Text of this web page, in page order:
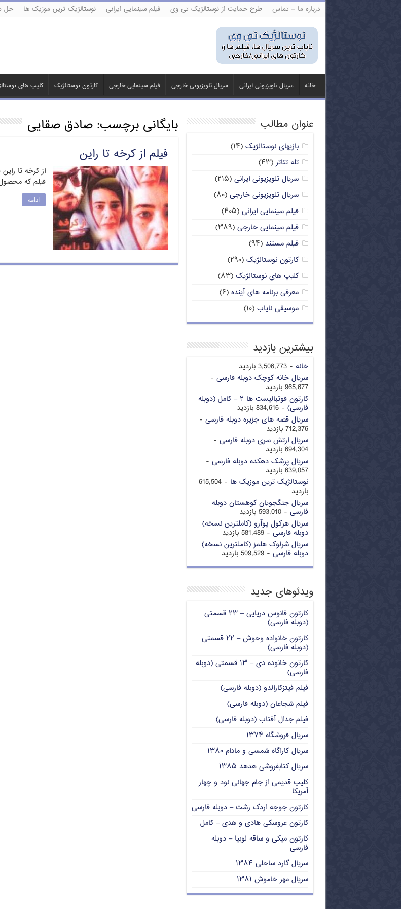
درباره ما – تماس طرح حمایت از نوستالژیک تی وی فیلم سینمایی ایرانی نوستالژیک ترین موزیک ها حل
خانه سریال تلویزیونی ایرانی سریال تلویزیونی خارجی فیلم سینمایی خارجی کارتون نوستالژیک کلیپ های
بایگانی برچسب:صادق صقایی
فیلم از کرخه تا راین
از کرخه تا
فیلم که محصول سال
ادامه
عنوان مطالب
بازیهای نوستالژیک (۱۴)
تله تئاتر(۴۳)
سریال تلویزیونی ایرانی (۲۱۵)
سریال تلویزیونی خارجی (۸۰)
فیلم سینمایی ایرانی (۴۰۵)
فیلم سینمایی خارجی (۳۸۹)
فیلم مستند (۹۴)
کارتون نوستالژیک (۲۹۰)
کلیپ های نوستالژیک (۸۳)
معرفی برنامه های آینده (۶)
موسیقی نایاب (۱۰)
بیشترین بازدید
خانه - 3,506,773 بازدید
سریال خانه کوچک دوبله فارسی -
965,677 بازدید
کارتون فوتبالیست ها ۲ – کامل (دوبله
فارسی) - 834,616 بازدید
سریال قصه های جزیره دوبله فارسی -
712,376 بازدید
سریال ارتش سری دوبله فارسی -
694,304 بازدید
سریال پزشک دهکده دوبله فارسی -
639,057 بازدید
نوستالژیک ترین موزیک ها
- 615,504
بازدید
سریال جنگجویان کوهستان دوبله
فارسی - 593,010 بازدید
سریال هرکول پوآرو (کاملترین نسخه)
دوبله فارسی - 581,489 بازدید
سریال شرلوک هلمز (کاملترین نسخه)
دوبله فارسی - 509,529 بازدید
ویدئوهای جدید
کارتون فانوس دریایی – ۲۳ قسمتی
(دوبله فارسی)
کارتون خانواده وحوش – ۲۲ قسمتی
(دوبله فارسی)
کارتون خانوده دی – ۱۳ قسمتی (دوبله
فارسی)
فیلم فیتزکارالدو (دوبله فارسی)
فیلم شجاعان (دوبله فارسی)
فیلم جدال آفتاب (دوبله فارسی)
سریال فروشگاه ۱۳۷۴
سریال کاراگاه شمسی و مادام ۱۳۸۰
سریال کتابفروشی هدهد ۱۳۸۵
کلیپ قدیمی از جام جهانی نود و چهار
آمریکا
کارتون جوجه اردک زشت – دوبله فارسی
کارتون عروسکی هادی و هدی – کامل
کارتون میکی و ساقه لوبیا – دوبله
فارسی
سریال گارد ساحلی ۱۳۸۴
سریال مهر خاموش ۱۳۸۱